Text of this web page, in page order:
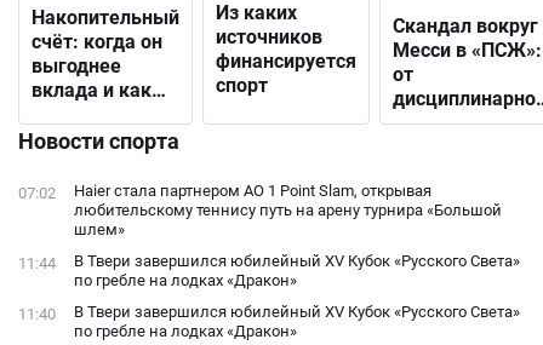
Накопительный
счёт: когда он
выгоднее
вклада и как
подходящий
Из каких
источников
финансируется
спорт
Скандал вокруг
Месси в «ПСЖ»:
от
решения до
фанатами
Новости спорта
07:02
Haier стала партнером AO 1 Point Slam, открывая
любительскому теннису путь на арену турнира «Большой
шлем»
11:44
В Твери завершился юбилейный XV Кубок «Русского Света»
по гребле на лодках «Дракон»
11:40
В Твери завершился юбилейный XV Кубок «Русского Света»
по гребле на лодках «Дракон»